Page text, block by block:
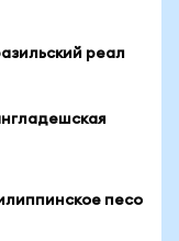
реал
песо